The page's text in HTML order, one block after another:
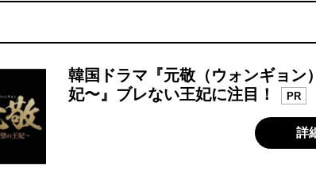
韓国ドラマ『元敬（ウォンギョン
妃〜』ブレない王妃に注目！
PR
詳